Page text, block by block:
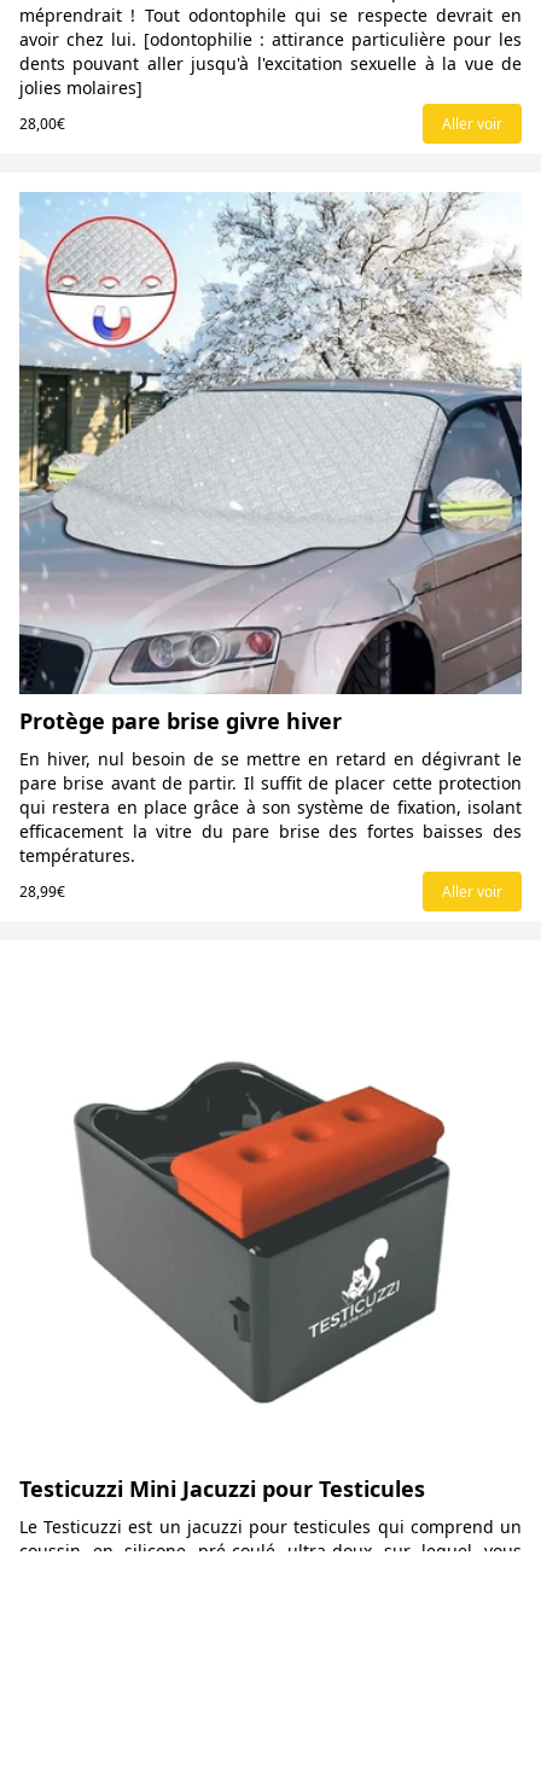
méprendrait ! Tout odontophile qui se respecte devrait en
avoir chez lui. [odontophilie : attirance particulière pour les
dents pouvant aller jusqu'à l'excitation sexuelle à la vue de
jolies molaires]
28,00€ Aller voir
Protège pare brise givre hiver
En hiver, nul besoin de se mettre en retard en dégivrant le
pare brise avant de partir. Il suffit de placer cette protection
qui restera en place grâce à son système de fixation, isolant
efficacement la vitre du pare brise des fortes baisses des
températures.
28,99€ Aller voir
Testicuzzi Mini Jacuzzi pour Testicules
Le Testicuzzi est un jacuzzi pour testicules qui comprend un
coussin en silicone pré-coulé ultra-doux sur lequel vous